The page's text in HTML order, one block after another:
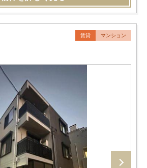
賃貸 マンション